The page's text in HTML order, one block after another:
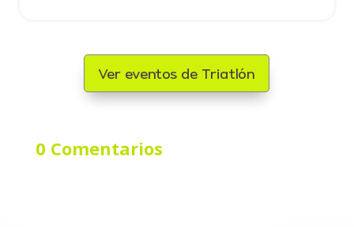
Ver eventos de Triatlón
0 Comentarios